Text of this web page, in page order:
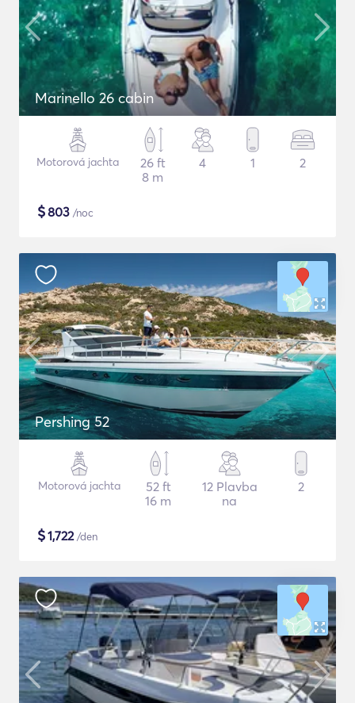
Marinello 26 cabin
Motorová jachta
26 ft
8 m
4 1 2
$803 /noc
Pershing 52
Motorová jachta
52 ft
16 m
12 Plavba
na
2
$1,722/den